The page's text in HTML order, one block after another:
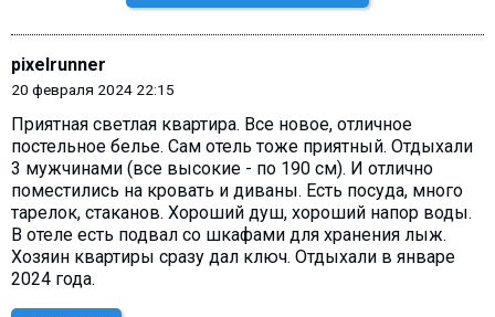
pixelrunner
20 февраля 2024 22:15
Приятная светлая квартира. Все новое, отличное
постельное белье. Сам отель тоже приятный. Отдыхали
3 мужчинами (все высокие - по 190 см). И отлично
поместились на кровать и диваны. Есть посуда, много
тарелок, стаканов. Хороший душ, хороший напор воды.
В отеле есть подвал со шкафами для хранения лыж.
Хозяин квартиры сразу дал ключ. Отдыхали в январе
2024 года.